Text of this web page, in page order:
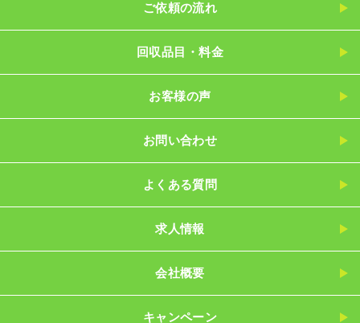
ご依頼の流れ
回収品目・料金
お客様の声
お問い合わせ
よくある質問
求人情報
会社概要
キャンペーン